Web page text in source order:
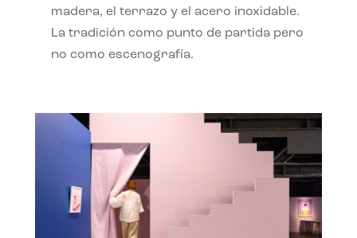
madera, el terrazo y el acero inoxidable.
La tradición como punto de partida pero
no como escenografía.